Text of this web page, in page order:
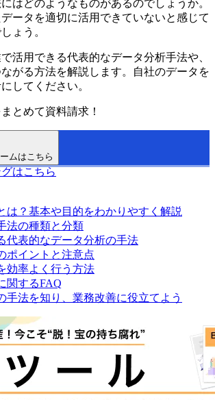
はどのようなものがあるのでしょうか。
ータを適切に活用できていないと感じて
ょう。
活用できる代表的なデータ分析手法や、
がる方法を解説します。自社のデータを
してください。
とめて資料請求！
ムはこちら
はこちら
は？基本や目的をわかりやすく解説
法の種類と分類
代表的なデータ分析の手法
ポイントと注意点
効率よく行う方法
関するFAQ
手法を知り、業務改善に役立てよう